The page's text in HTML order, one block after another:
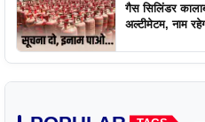
गैस सिलिंडर
अल्टीमेटम, नाम